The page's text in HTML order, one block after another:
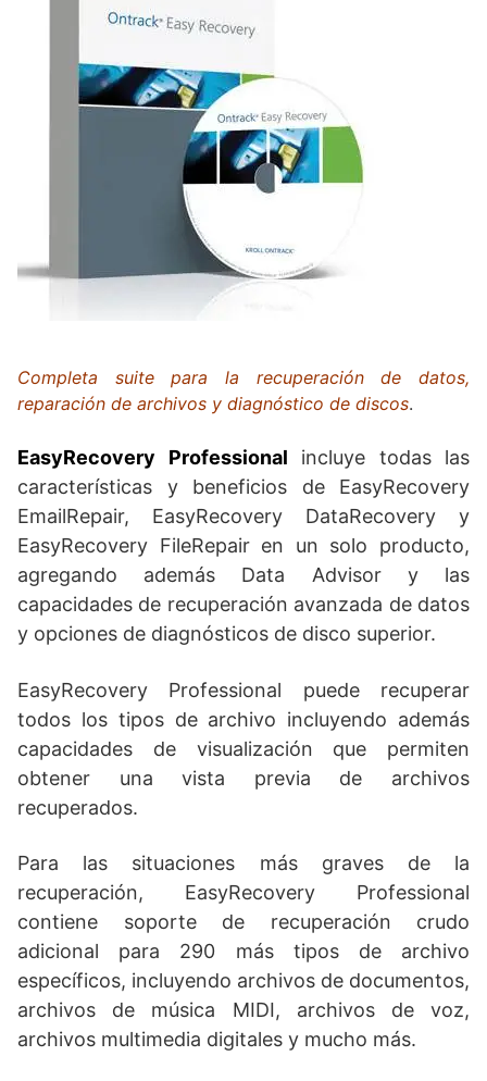
Completa suite para la recuperación de datos,
reparación de archivos y diagnóstico de discos.
EasyRecovery Professional incluye todas las
características y beneficios de EasyRecovery
EmailRepair, EasyRecovery DataRecovery y
EasyRecovery FileRepair en un solo producto,
agregando además Data Advisor y las
capacidades de recuperación avanzada de datos
y opciones de diagnósticos de disco superior.
EasyRecovery Professional puede recuperar
todos los tipos de archivo incluyendo además
capacidades de visualización que permiten
obtener una vista previa de archivos
recuperados.
Para las situaciones más graves de la
recuperación, EasyRecovery Professional
contiene soporte de recuperación crudo
adicional para 290 más tipos de archivo
específicos, incluyendo archivos de documentos,
archivos de música MIDI, archivos de voz,
archivos multimedia digitales y mucho más.